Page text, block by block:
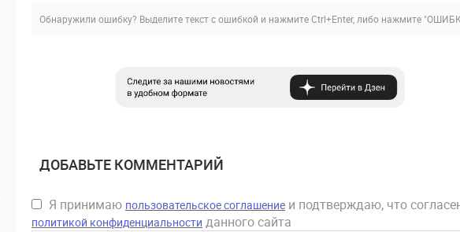
Обнаружили ошибку? Выделите текст с ошибкой и нажмите Ctrl+Enter, либо нажмите
ДОБАВЬТЕ КОММЕНТАРИЙ
Я принимаю пользовательское соглашение и подтверждаю, что
политикой конфиденциальности данного сайта